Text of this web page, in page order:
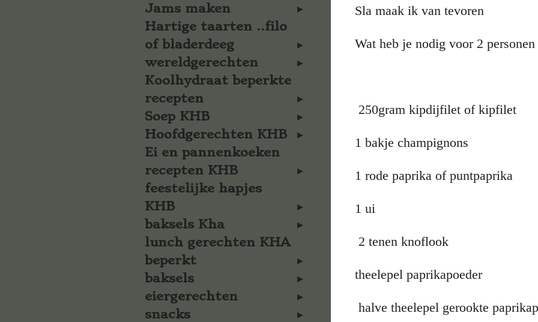
Sla maak ik van tevoren
Wat heb je nodig voor 2 personen
250gram kipdijfilet of kipfilet
1 bakje champignons
1 rode paprika of puntpaprika
1 ui
2 tenen knoflook
theelepel paprikapoeder
halve theelepel gerookte
Jams maken
Hartige taarten ..filo
of bladerdeeg
wereldgerechten
Koolhydraat beperkte
recepten
Soep KHB
Hoofdgerechten KHB
Ei en pannenkoeken
recepten KHB
feestelijke hapjes
KHB
baksels Kha
lunch gerechten KHA
beperkt
baksels
eiergerechten
snacks